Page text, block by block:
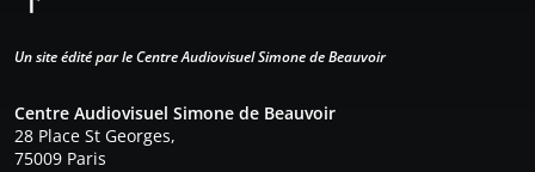
Un site édité par le Centre Audiovisuel Simone de Beauvoir
Centre Audiovisuel Simone de Beauvoir
28 Place St Georges,
75009 Paris